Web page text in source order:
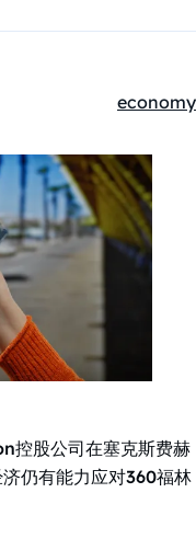
economy
控股公司在塞克斯费赫
仍有能力应对360福林